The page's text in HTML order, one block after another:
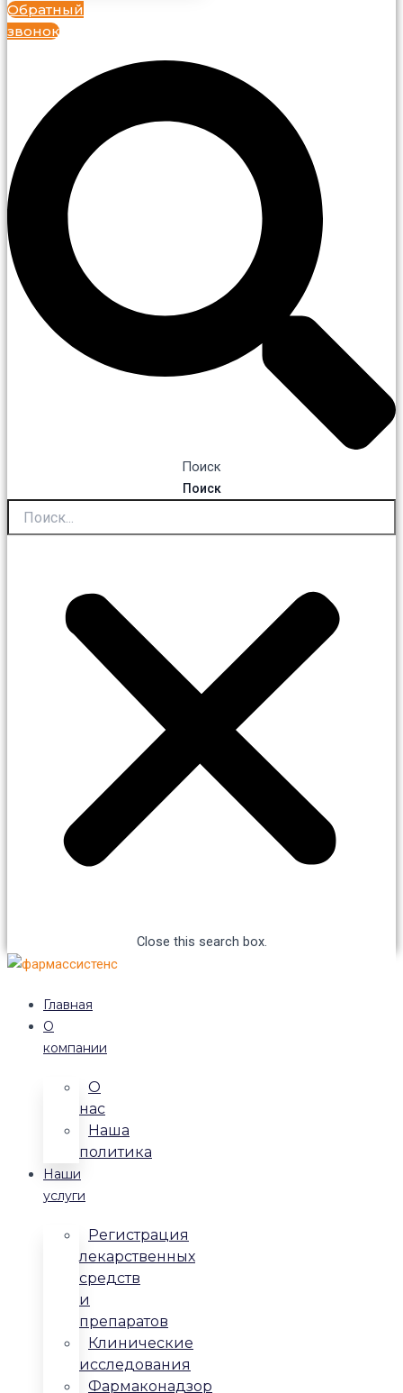
Обратный
звонок
Поиск
Поиск
Close this search box.
Главная
О
компании
О
нас
Наша
политика
Наши
услуги
Регистрация
лекарственных
средств
и
препаратов
Клинические
исследования
Фармаконадзор